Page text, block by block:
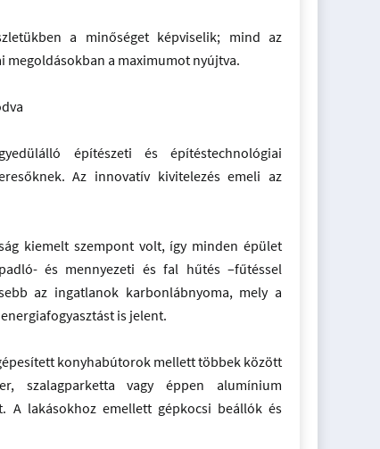
a minőséget képviselik; mind az
megoldásokban a maximumot nyújtva.
építészeti és építéstechnológiai
Az innovatív kivitelezés emeli az
kiemelt szempont volt, így minden épület
és mennyezeti és fal hűtés –fűtéssel
az ingatlanok karbonlábnyoma, mely a
is jelent.
konyhabútorok mellett többek között
szalagparketta vagy éppen alumínium
A lakásokhoz emellett gépkocsi beállók és